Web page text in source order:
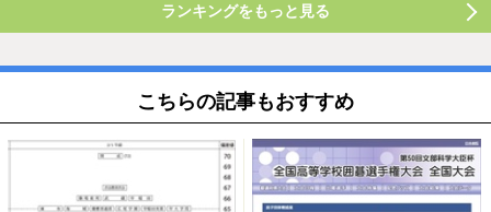
ランキングをもっと見る
こちらの記事もおすすめ